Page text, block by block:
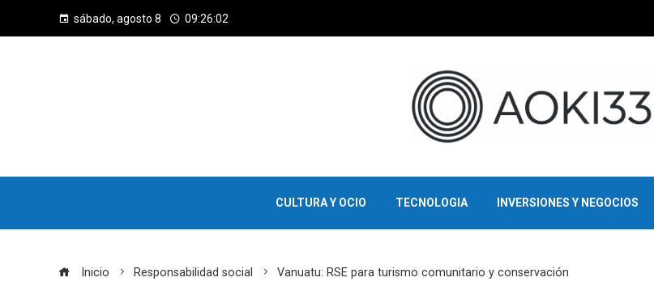
sábado, agosto 8 09:26:03
CULTURA Y OCIO TECNOLOGIA INVERSIONES Y NEGOCIOS
Inicio Responsabilidad social Vanuatu: RSE para turismo comunitario y conservación